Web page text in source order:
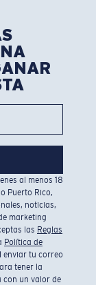
al menos 18
Puerto Rico,
noticias,
marketing
las Reglas
Política de
enviar tu correo
tener la
con un valor de